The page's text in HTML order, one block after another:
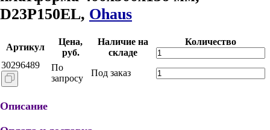
D23P150EL, Ohaus
Артикул
Цена,
руб.
Наличие на
складе
Количество
30296489
По
запросу
Под заказ
Описание